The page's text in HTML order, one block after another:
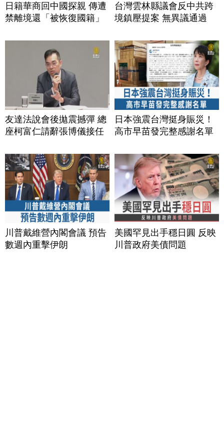
日籍華商回中國探親 傳遭
禁離境還「被恢復國籍」
台灣雲林縣議會反中共跨
境鎮壓提案 無異議通過
友達法說會後拋震撼彈 總
座柯富仁請辭張博儀接任
日本強震台灣挺身賑災！
高市早苗發完整感謝名單
川普戴維營內閣會議 預告
數週內重擊伊朗
美國罕見出手穩日圓 反映
川普政府美債問題